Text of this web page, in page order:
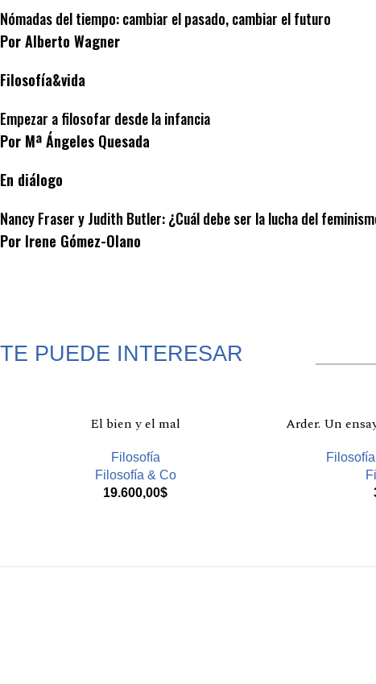
Nómadas del tiempo: cambiar el pasado, cambiar el futuro
Por Alberto Wagner
Filosofía&vida
Empezar a filosofar desde la infancia
Por Mª Ángeles Quesada
En diálogo
Nancy Fraser y Judith Butler: ¿Cuál debe ser la lucha del
Por Irene Gómez-Olano
TE PUEDE INTERESAR
El bien y el mal
Filosofía
Filosofía & Co
19.600,00$
Arder. Un